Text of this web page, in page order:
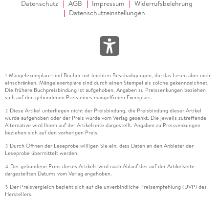
Datenschutz AGB Impressum
Widerrufsbelehrung
Datenschutzeinstellungen
1 Mängelexemplare sind Bücher mit leichten Beschädigungen, die das Lesen aber nicht
einschränken. Mängelexemplare sind durch einen Stempel als solche gekennzeichnet.
Die frühere Buchpreisbindung ist aufgehoben. Angaben zu Preissenkungen beziehen
sich auf den gebundenen Preis eines mangelfreien Exemplars.
2 Diese Artikel unterliegen nicht der Preisbindung, die Preisbindung dieser Artikel
wurde aufgehoben oder der Preis wurde vom Verlag gesenkt. Die jeweils zutreffende
Alternative wird Ihnen auf der Artikelseite dargestellt. Angaben zu Preissenkungen
beziehen sich auf den vorherigen Preis.
3 Durch Öffnen der Leseprobe willigen Sie ein, dass Daten an den Anbieter der
Leseprobe übermittelt werden.
4 Der gebundene Preis dieses Artikels wird nach Ablauf des auf der Artikelseite
dargestellten Datums vom Verlag angehoben.
5 Der Preisvergleich bezieht sich auf die unverbindliche Preisempfehlung (UVP) des
Herstellers.